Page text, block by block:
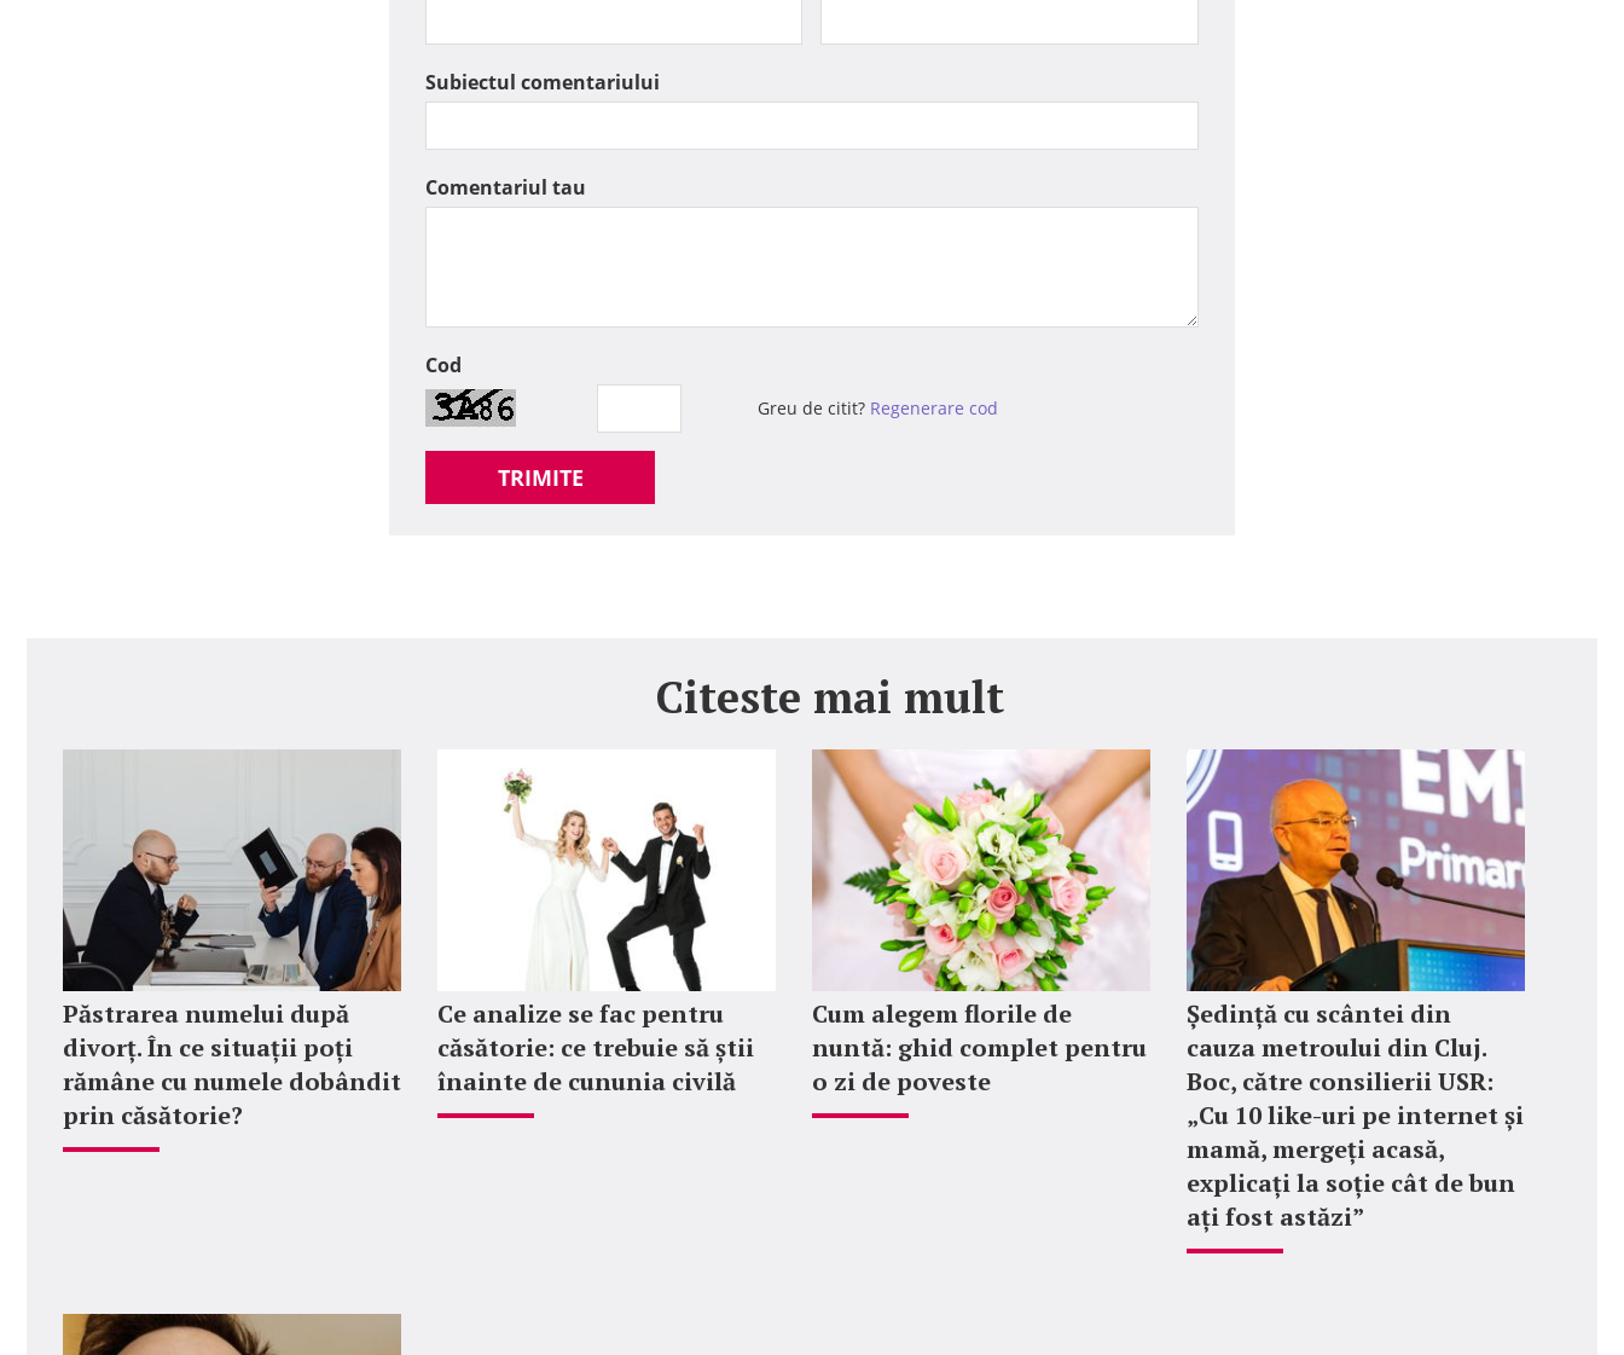
Subiectul comentariului
Comentariul tau
Cod
Greu de citit? Regenerare cod
TRIMITE
Citeste mai mult
Păstrarea numelui după
divorț. În ce situații poți
rămâne cu numele dobândit
prin căsătorie?
Ce analize se fac pentru
căsătorie: ce trebuie să știi
înainte de cununia civilă
Cum alegem florile de
nuntă: ghid complet pentru
o zi de poveste
Ședință cu scântei din
cauza metroului din Cluj.
Boc, către consilierii USR:
„Cu 10 like-uri pe internet și
mamă, mergeți acasă,
explicați la soție cât de bun
ați fost astăzi”